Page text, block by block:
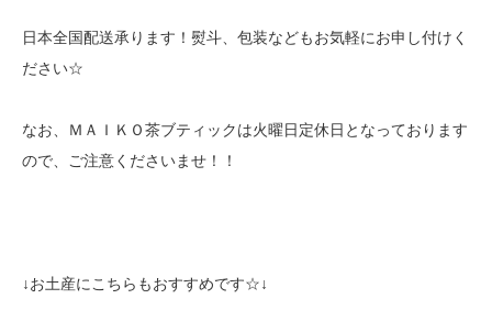
日本全国配送承ります！熨斗、包装などもお気軽にお申し付けく
ださい☆
なお、ＭＡＩＫＯ茶ブティックは火曜日定休日となっております
ので、ご注意くださいませ！！
↓お土産にこちらもおすすめです☆↓